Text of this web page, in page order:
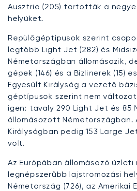
Ausztria (205) tartották a
helyüket.
Repülőgéptípusok szerint
legtöbb Light Jet (282) és
Németországban állomásozik,
gépek (146) és a Bizlinerek (15)
Egyesült Királyság a vezető
géptípusok szerint nem
igen: tavaly 290 Light Jet és 85
állomásozott Németországban.
Királyságban pedig 153 Large
volt.
Az Európában állomásozó
legnépszerűbb lajstromozási
Németország (726), az Amerikai